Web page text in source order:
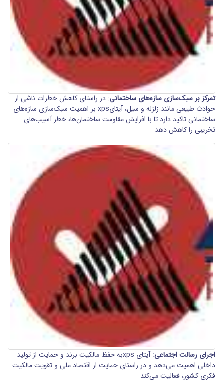
تمرکز بر سبک‌سازی سازه‌های ساختمانی: در راستای کاهش خطرات ناشی از
حوادث طبیعی مانند زلزله و سیل، آیتایxps بر اهمیت سبک‌سازی سازه‌های
ساختمانی تاکید دارد تا با افزایش مقاومت ساختمان‌ها، خطر آسیب‌های
تخریبی را کاهش دهد
اجرای رسالت اجتماعی
: آیتای xpsبه حفظ مالکیت برند و حمایت از تولید
داخلی اهمیت می‌دهد و در راستای حمایت از اقتصاد ملی و تقویت مالکیت
فکری کشور، فعالیت می‌کند